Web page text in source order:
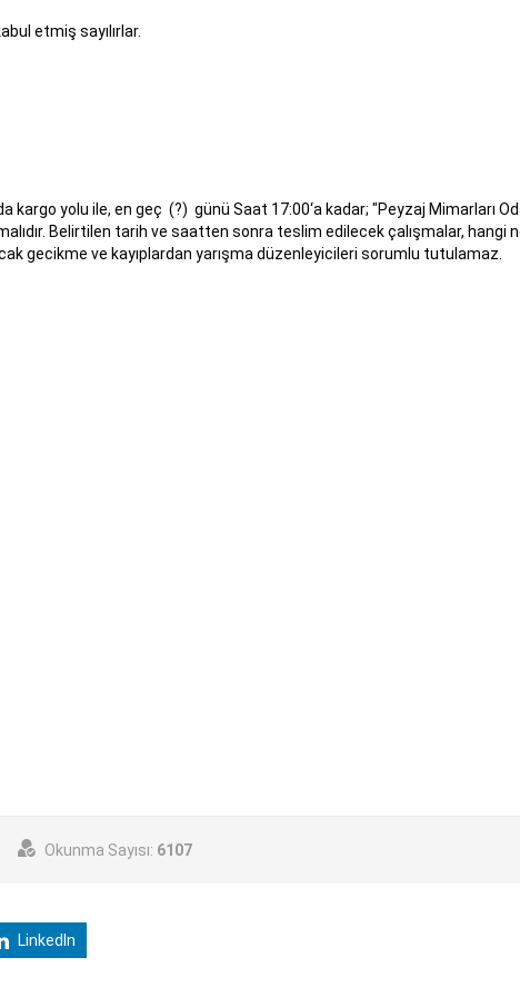
etmiş sayılırlar.
kargo yolu ile, en geç (?) günü Saat 17:00‘a kadar; "Peyzaj Mimarları
Belirtilen tarih ve saatten sonra teslim edilecek çalışmalar, hangi
gecikme ve kayıplardan yarışma düzenleyicileri sorumlu tutulamaz.
Okunma Sayısı: 6107
LinkedIn